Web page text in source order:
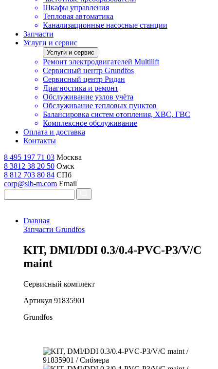
Шкафы управления
Тепловая автоматика
Канализационные насосные станции
Запчасти
Услуги и сервис
Услуги и сервис
Ремонт электродвигателей Multilift
Сервисный центр Grundfos
Сервисный центр Ридан
Диагностика и ремонт
Обслуживание узлов учёта
Обслуживание тепловых пунктов
Балансировка систем отопления, ХВС, ГВС
Комплексное обслуживание
Оплата и доставка
Контакты
8 495 197 71 03 Москва
8 3812 38 20 50 Омск
8 812 703 80 84 СПб
corp@sib-m.com Email
Главная
Запчасти Grundfos
KIT, DMI/DDI 0.3/0.4-PVC-P3/V/C
maint
Сервисный комплект
Артикул 91835901
Grundfos